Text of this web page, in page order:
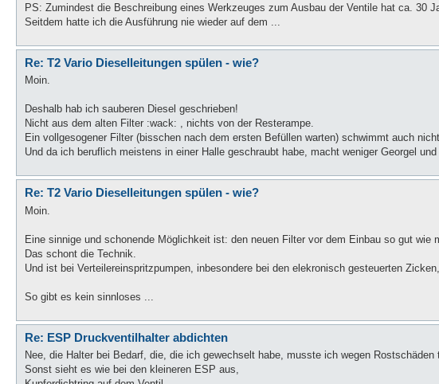
PS: Zumindest die Beschreibung eines Werkzeuges zum Ausbau der Ventile hat ca. 30
Seitdem hatte ich die Ausführung nie wieder auf dem ...
Re: T2 Vario Dieselleitungen spülen - wie?
Moin.
Deshalb hab ich sauberen Diesel geschrieben!
Nicht aus dem alten Filter :wack: , nichts von der Resterampe.
Ein vollgesogener Filter (bisschen nach dem ersten Befüllen warten) schwimmt auch
Und da ich beruflich meistens in einer Halle geschraubt habe, macht weniger Georgel
Re: T2 Vario Dieselleitungen spülen - wie?
Moin.
Eine sinnige und schonende Möglichkeit ist: den neuen Filter vor dem Einbau so gut wie
Das schont die Technik.
Und ist bei Verteilereinspritzpumpen, inbesondere bei den elekronisch gesteuerten
So gibt es kein sinnloses ...
Re: ESP Druckventilhalter abdichten
Nee, die Halter bei Bedarf, die, die ich gewechselt habe, musste ich wegen
Sonst sieht es wie bei den kleineren ESP aus,